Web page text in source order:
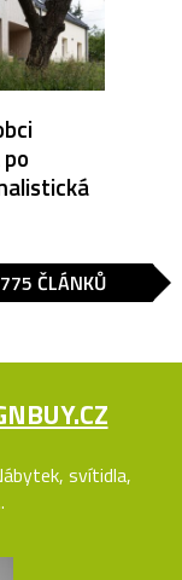
ČLÁNKŮ
svítidla,